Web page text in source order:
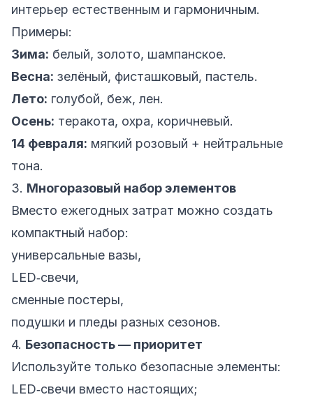
интерьер естественным и гармоничным.
Примеры:
Зима: белый, золото, шампанское.
Весна: зелёный, фисташковый, пастель.
Лето: голубой, беж, лен.
Осень: теракота, охра, коричневый.
14 февраля: мягкий розовый + нейтральные
тона.
3. Многоразовый набор элементов
Вместо ежегодных затрат можно создать
компактный набор:
универсальные вазы,
LED‑свечи,
сменные постеры,
подушки и пледы разных сезонов.
4. Безопасность — приоритет
Используйте только безопасные элементы:
LED‑свечи вместо настоящих;